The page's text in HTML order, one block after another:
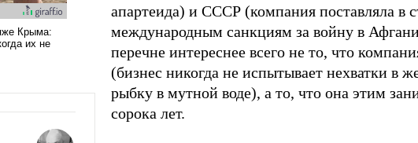
апартеида) и СССР (компания поставляла в
международным санкциям за войну в
перечне интереснее всего не то, что
(бизнес никогда не испытывает нехватки в
рыбку в мутной воде), а то, что она этим
сорока лет.